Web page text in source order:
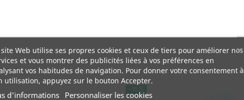
-15%
site Web utilise ses propres cookies et ceux de tiers pour améliorer nos
et vous montrer des publicités liées à vos préférences en
vos habitudes de navigation. Pour donner votre consentement à
utilisation, appuyez sur le bouton Accepter.
d'informations Personnaliser les cookies